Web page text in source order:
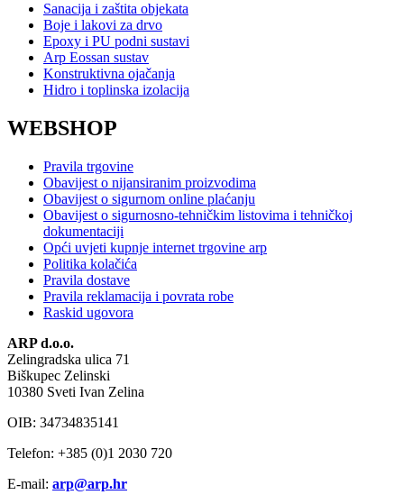
Sanacija i zaštita objekata
Boje i lakovi za drvo
Epoxy i PU podni sustavi
Arp Eossan sustav
Konstruktivna ojačanja
Hidro i toplinska izolacija
WEBSHOP
Pravila trgovine
Obavijest o nijansiranim proizvodima
Obavijest o sigurnom online plaćanju
Obavijest o sigurnosno-tehničkim listovima i tehničkoj
dokumentaciji
Opći uvjeti kupnje internet trgovine arp
Politika kolačića
Pravila dostave
Pravila reklamacija i povrata robe
Raskid ugovora
ARP d.o.o.
Zelingradska ulica 71
Biškupec Zelinski
10380 Sveti Ivan Zelina
OIB: 34734835141
Telefon: +385 (0)1 2030 720
E-mail: arp@arp.hr